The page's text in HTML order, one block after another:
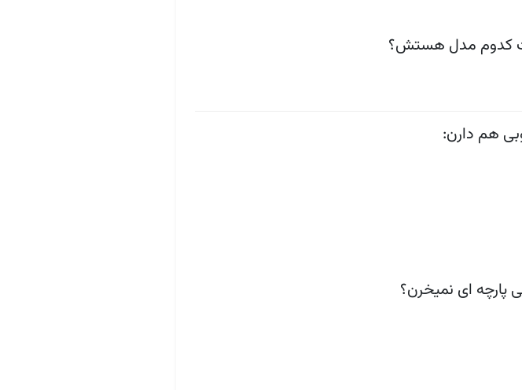
کدوم مدل هستش؟
هم دارن:
پارچه ای نمیخرن؟